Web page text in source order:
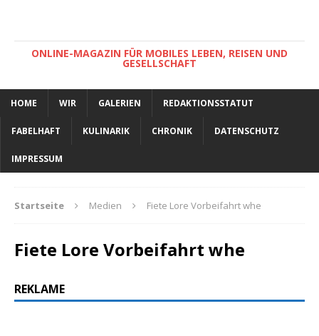
ONLINE-MAGAZIN FÜR MOBILES LEBEN, REISEN UND
GESELLSCHAFT
HOME WIR GALERIEN REDAKTIONSSTATUT
FABELHAFT KULINARIK CHRONIK DATENSCHUTZ
IMPRESSUM
Startseite Medien Fiete Lore Vorbeifahrt whe
Fiete Lore Vorbeifahrt whe
REKLAME